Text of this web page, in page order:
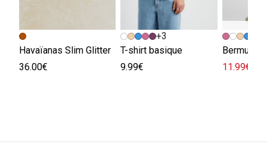
Havaïanas Slim Glitter
36.00€
+3
T-shirt basique
9.99€
Bermuda
11.99€